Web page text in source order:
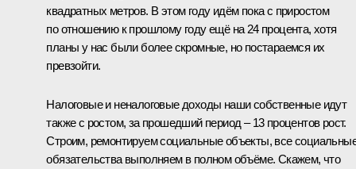
квадратных метров. В этом году идём пока с приростом
по отношению к прошлому году ещё на 24 процента, хотя
планы у нас были более скромные, но постараемся их
превзойти.
Налоговые и неналоговые доходы наши собственные идут
также с ростом, за прошедший период – 13 процентов рост.
Строим, ремонтируем социальные объекты, все
обязательства выполняем в полном объёме. Скажем, что